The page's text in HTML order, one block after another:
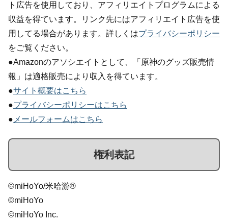
ト広告を使用しており、アフィリエイトプログラムによる
収益を得ています。リンク先にはアフィリエイト広告を使
用してる場合があります。詳しくはプライバシーポリシー
をご覧ください。
●Amazonのアソシエイトとして、「原神のグッズ販売情
報」は適格販売により収入を得ています。
●サイト概要はこちら
●プライバシーポリシーはこちら
●メールフォームはこちら
権利表記
©miHoYo/米哈游®
©miHoYo
©miHoYo Inc.